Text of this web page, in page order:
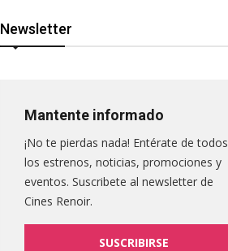
Newsletter
Mantente informado
¡No te pierdas nada! Entérate de todos
los estrenos, noticias, promociones y
eventos. Suscribete al newsletter de
Cines Renoir.
SUSCRIBIRSE